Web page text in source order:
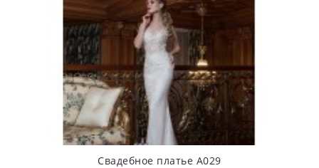
Свадебное платье А029